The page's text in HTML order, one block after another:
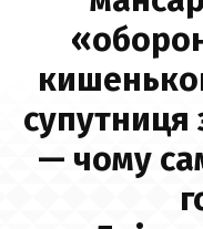
— чому